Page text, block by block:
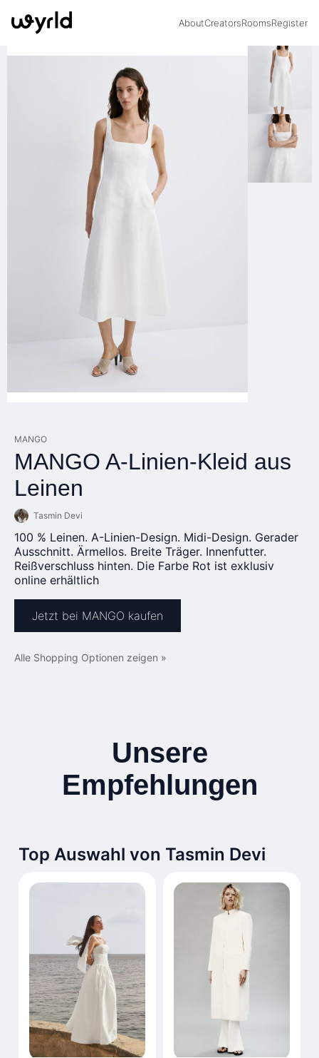
AboutCreatorsRoomsRegister
MANGO
MANGO A-Linien-Kleid aus
Leinen
Tasmin Devi
100 % Leinen. A-Linien-Design. Midi-Design. Gerader
Ausschnitt. Ärmellos. Breite Träger. Innenfutter.
Reißverschluss hinten. Die Farbe Rot ist exklusiv
online erhältlich
Jetzt bei MANGO kaufen
Alle Shopping Optionen zeigen »
Unsere
Empfehlungen
Top Auswahl von Tasmin Devi